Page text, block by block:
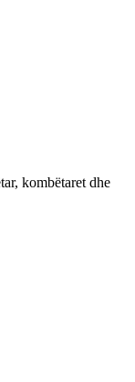
kombëtaret dhe